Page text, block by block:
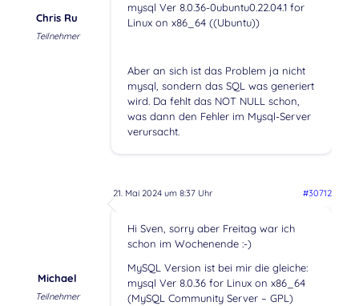
Chris Ru
Teilnehmer
mysql Ver 8.0.36-0ubuntu0.22.04.1 for
Linux on x86_64 ((Ubuntu))
Aber an sich ist das Problem ja nicht
mysql, sondern das SQL was generiert
wird. Da fehlt das NOT NULL schon,
was dann den Fehler im Mysql-Server
verursacht.
21. Mai 2024 um 8:37 Uhr #30712
Michael
Teilnehmer
Hi Sven, sorry aber Freitag war ich
schon im Wochenende :-)
MySQL Version ist bei mir die gleiche:
mysql Ver 8.0.36 for Linux on x86_64
(MySQL Community Server – GPL)